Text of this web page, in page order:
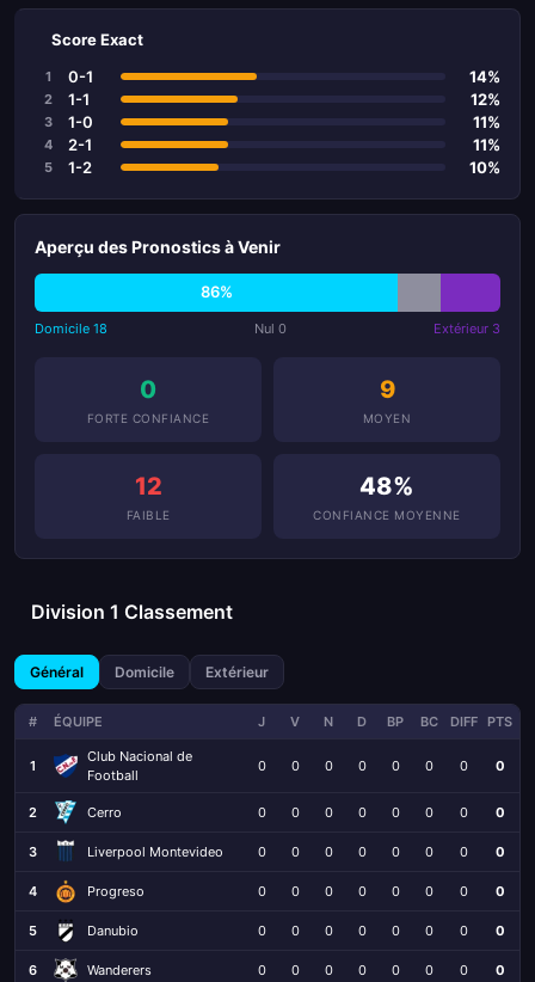
Score Exact
1 0-1 14%
2 1-1 12%
3 1-0 11%
4 2-1 11%
5 1-2 10%
Aperçu des Pronostics à Venir
86%
Domicile 18 Nul 0 Extérieur 3
0
FORTE CONFIANCE
9
MOYEN
12
FAIBLE
48%
CONFIANCE MOYENNE
Division 1 Classement
Général Domicile Extérieur
# ÉQUIPE J V N D BP BC DIFF PTS
1
Club Nacional de
Football
0 0 0 0 0 0 0 0
2 Cerro 0 0 0 0 0 0 0 0
3 Liverpool Montevideo 0 0 0 0 0 0 0 0
4 Progreso 0 0 0 0 0 0 0 0
5 Danubio 0 0 0 0 0 0 0 0
6 Wanderers 0 0 0 0 0 0 0 0